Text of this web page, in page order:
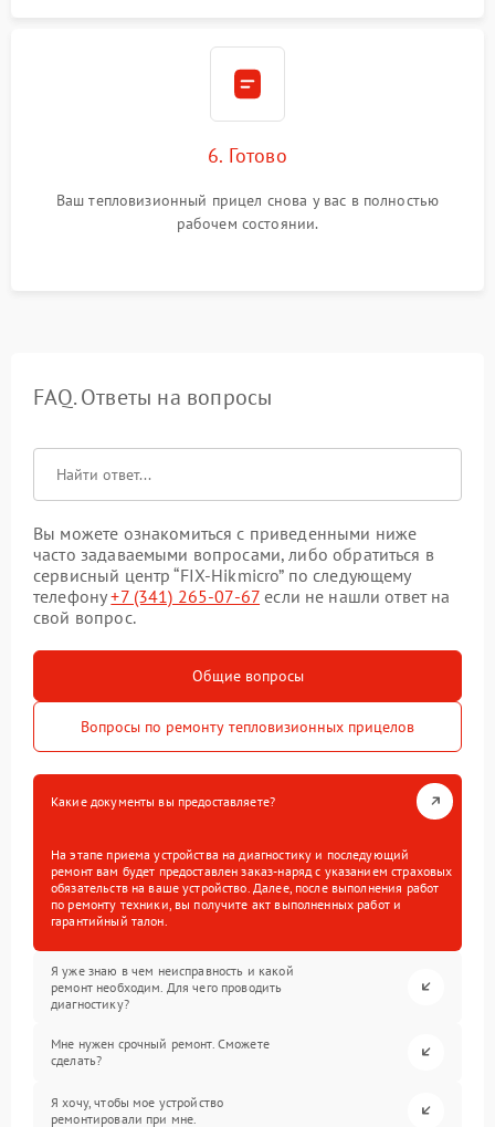
6. Готово
Ваш тепловизионный прицел снова у вас в полностью
рабочем состоянии.
FAQ. Ответы на вопросы
Вы можете ознакомиться с приведенными ниже
часто задаваемыми вопросами, либо обратиться в
сервисный центр “FIX-Hikmicro” по следующему
телефону+7 (341) 265-07-67 если не нашли ответ на
свой вопрос.
Общие вопросы
Вопросы по ремонту тепловизионных прицелов
Какие документы вы предоставляете?
На этапе приема устройства на диагностику и последующий
ремонт вам будет предоставлен заказ-наряд с указанием страховых
обязательств на ваше устройство. Далее, после выполнения работ
по ремонту техники, вы получите акт выполненных работ и
гарантийный талон.
Я уже знаю в чем неисправность и какой
ремонт необходим. Для чего проводить
диагностику?
Мне нужен срочный ремонт. Сможете
сделать?
Я хочу, чтобы мое устройство
ремонтировали при мне.